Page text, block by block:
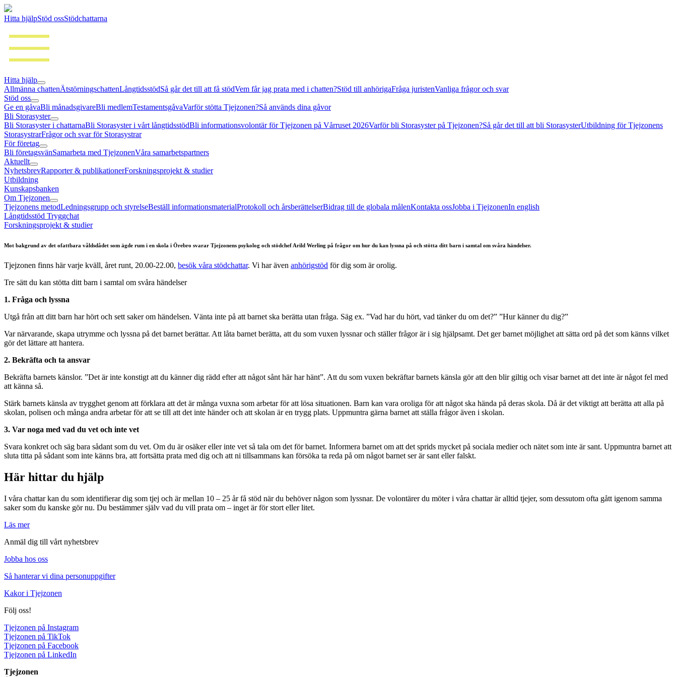
Hitta hjälpStöd ossStödchattarna
Hitta hjälp
Allmänna chattenÄtstörningschattenLångtidsstödSå går det till att få stödVem får jag prata med i chatten?Stöd till anhörigaFråga juristenVanliga frågor och svar
Stöd oss
Ge en gåvaBli månadsgivareBli medlemTestamentsgåvaVarför stötta Tjejzonen?Så används dina gåvor
Bli Storasyster
Bli Storasyster i chattarnaBli Storasyster i vårt långtidsstödBli informationsvolontär för Tjejzonen på Vårruset 2026Varför bli Storasyster på Tjejzonen?Så går det till att bli StorasysterUtbildning för Tjejzonens
StorasystrarFrågor och svar för Storasystrar
För företag
Bli företagsvänSamarbeta med TjejzonenVåra samarbetspartners
Aktuellt
NyhetsbrevRapporter & publikationerForskningsprojekt & studier
Utbildning
Kunskapsbanken
Om Tjejzonen
Tjejzonens metodLedningsgrupp och styrelseBeställ informationsmaterialProtokoll och årsberättelserBidrag till de globala målenKontakta ossJobba i TjejzonenIn english
Långtidsstöd Tryggchat
Forskningsprojekt & studier
Mot bakgrund av det ofattbara våldsdådet som ägde rum i en skola i Örebro svarar Tjejzonens psykolog och stödchef Arild Werling på frågor om hur du kan lyssna på och stötta ditt barn i samtal om svåra händelser.
Tjejzonen finns här varje kväll, året runt, 20.00-22.00, besök våra stödchattar. Vi har även anhörigstöd för dig som är orolig.
Tre sätt du kan stötta ditt barn i samtal om svåra händelser
1. Fråga och lyssna
Utgå från att ditt barn har hört och sett saker om händelsen. Vänta inte på att barnet ska berätta utan fråga. Säg ex. ”Vad har du hört, vad tänker du om det?” ”Hur känner du dig?”
Var närvarande, skapa utrymme och lyssna på det barnet berättar. Att låta barnet berätta, att du som vuxen lyssnar och ställer frågor är i sig hjälpsamt. Det ger barnet möjlighet att sätta ord på det som känns vilket
gör det lättare att hantera.
2. Bekräfta och ta ansvar
Bekräfta barnets känslor. ”Det är inte konstigt att du känner dig rädd efter att något sånt här har hänt”. Att du som vuxen bekräftar barnets känsla gör att den blir giltig och visar barnet att det inte är något fel med
att känna så.
Stärk barnets känsla av trygghet genom att förklara att det är många vuxna som arbetar för att lösa situationen. Barn kan vara oroliga för att något ska hända på deras skola. Då är det viktigt att berätta att alla på
skolan, polisen och många andra arbetar för att se till att det inte händer och att skolan är en trygg plats. Uppmuntra gärna barnet att ställa frågor även i skolan.
3. Var noga med vad du vet och inte vet
Svara konkret och säg bara sådant som du vet. Om du är osäker eller inte vet så tala om det för barnet. Informera barnet om att det sprids mycket på sociala medier och nätet som inte är sant. Uppmuntra barnet att
sluta titta på sådant som inte känns bra, att fortsätta prata med dig och att ni tillsammans kan försöka ta reda på om något barnet ser är sant eller falskt.
Här hittar du hjälp
I våra chattar kan du som identifierar dig som tjej och är mellan 10 – 25 år få stöd när du behöver någon som lyssnar. De volontärer du möter i våra chattar är alltid tjejer, som dessutom ofta gått igenom samma
saker som du kanske gör nu. Du bestämmer själv vad du vill prata om – inget är för stort eller litet.
Läs mer
Anmäl dig till vårt nyhetsbrev
Jobba hos oss
Så hanterar vi dina personuppgifter
Kakor i Tjejzonen
Följ oss!
Tjejzonen på Instagram
Tjejzonen på TikTok
Tjejzonen på Facebook
Tjejzonen på LinkedIn
Tjejzonen